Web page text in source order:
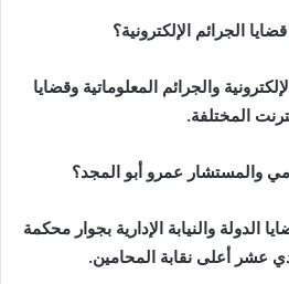
الجرائم الإلكترونية؟
والجرائم المعلوماتية وقضايا
المختلفة.
والمستشار عمرو أبو المجد؟
الدولة والنيابة الإدارية بجوار محكمة
عشر أعلى نقابة المحامين.